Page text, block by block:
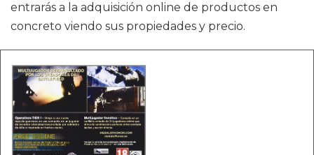
entrarás a la adquisición online de productos en
concreto viendo sus propiedades y precio.